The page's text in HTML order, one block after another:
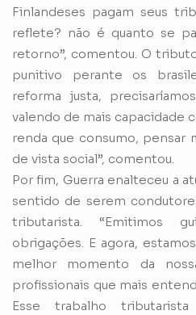
Finlandeses pagam seus
reflete? não é quanto se
retorno”, comentou. O
punitivo perante os
reforma justa,
valendo de mais capacidade
renda que consumo,
de vista social”, comentou.
Por fim, Guerra enalteceu a
sentido de serem
tributarista. “Emitimos
obrigações. E agora,
melhor momento da
profissionais que mais
Esse trabalho